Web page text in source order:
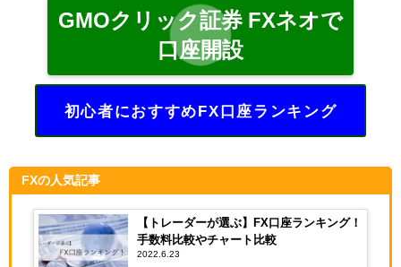
GMOクリック証券 FXネオで
口座開設
初心者におすすめFX口座ランキング
FXの人気記事
【トレーダーが選ぶ】FX口座ランキング！
手数料比較やチャート比較
2022.6.23